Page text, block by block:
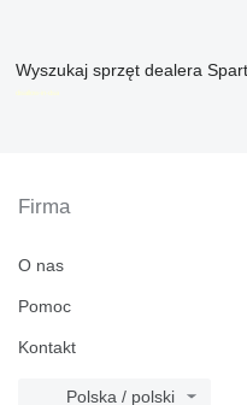
Wyszukaj sprzęt dealera
Firma
O nas
Pomoc
Kontakt
Polska / polski